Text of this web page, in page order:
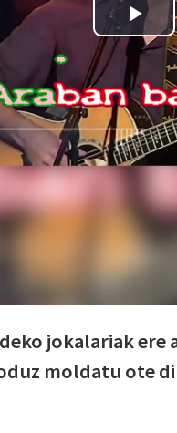
jokalariak
moldatu ote